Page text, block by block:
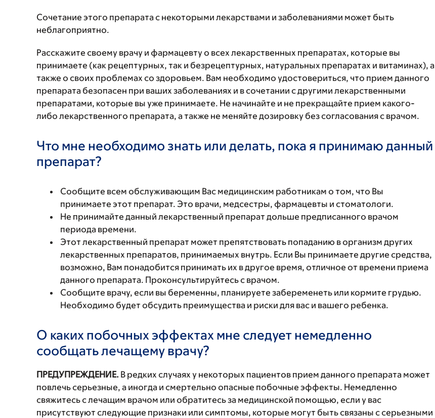
Сочетание этого препарата с некоторыми лекарствами и заболеваниями может быть
неблагоприятно.
Расскажите своему врачу и фармацевту о всех лекарственных препаратах, которые вы
принимаете (как рецептурных, так и безрецептурных, натуральных препаратах и витаминах), а
также о своих проблемах со здоровьем. Вам необходимо удостовериться, что прием данного
препарата безопасен при ваших заболеваниях и в сочетании с другими лекарственными
препаратами, которые вы уже принимаете. Не начинайте и не прекращайте прием какого-
либо лекарственного препарата, а также не меняйте дозировку без согласования с врачом.
Что мне необходимо знать или делать, пока я принимаю данный
препарат?
Сообщите всем обслуживающим Вас медицинским работникам о том, что Вы
принимаете этот препарат. Это врачи, медсестры, фармацевты и стоматологи.
Не принимайте данный лекарственный препарат дольше предписанного врачом
периода времени.
Этот лекарственный препарат может препятствовать попаданию в организм других
лекарственных препаратов, принимаемых внутрь. Если Вы принимаете другие средства,
возможно, Вам понадобится принимать их в другое время, отличное от времени приема
данного препарата. Проконсультируйтесь с врачом.
Сообщите врачу, если вы беременны, планируете забеременеть или кормите грудью.
Необходимо будет обсудить преимущества и риски для вас и вашего ребенка.
О каких побочных эффектах мне следует немедленно
сообщать лечащему врачу?
ПРЕДУПРЕЖДЕНИЕ. В редких случаях у некоторых пациентов прием данного препарата может
повлечь серьезные, а иногда и смертельно опасные побочные эффекты. Немедленно
свяжитесь с лечащим врачом или обратитесь за медицинской помощью, если у вас
присутствуют следующие признаки или симптомы, которые могут быть связаны с серьезными